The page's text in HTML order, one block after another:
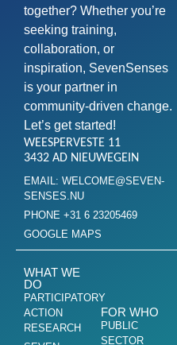
together? Whether you’re
seeking training,
collaboration, or
inspiration, SevenSenses
is your partner in
community-driven change.
Let’s get started!
WEESPERVESTE 11
3432 AD NIEUWEGEIN
EMAIL: WELCOME@SEVEN-
SENSES.NU
PHONE +31 6 23205469
GOOGLE MAPS
WHAT WE
DO
PARTICIPATORY
ACTION
RESEARCH
FOR WHO
PUBLIC
SECTOR